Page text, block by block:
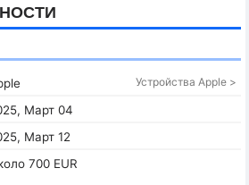
Устройства Apple >
Март 04
Март 12
700 EUR